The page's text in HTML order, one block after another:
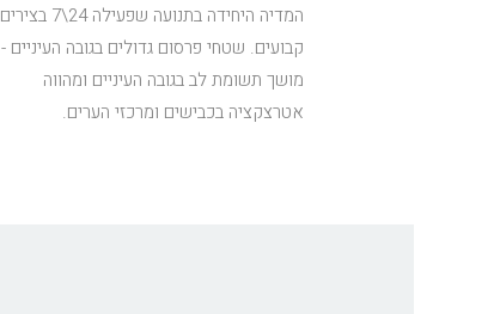
המדיה היחידה בתנועה שפעילה 24\7 בצירים
קבועים. שטחי פרסום גדולים בגובה העיניים -
מושך תשומת לב בגובה העיניים ומהווה
אטרצקציה בכבישים ומרכזי הערים.